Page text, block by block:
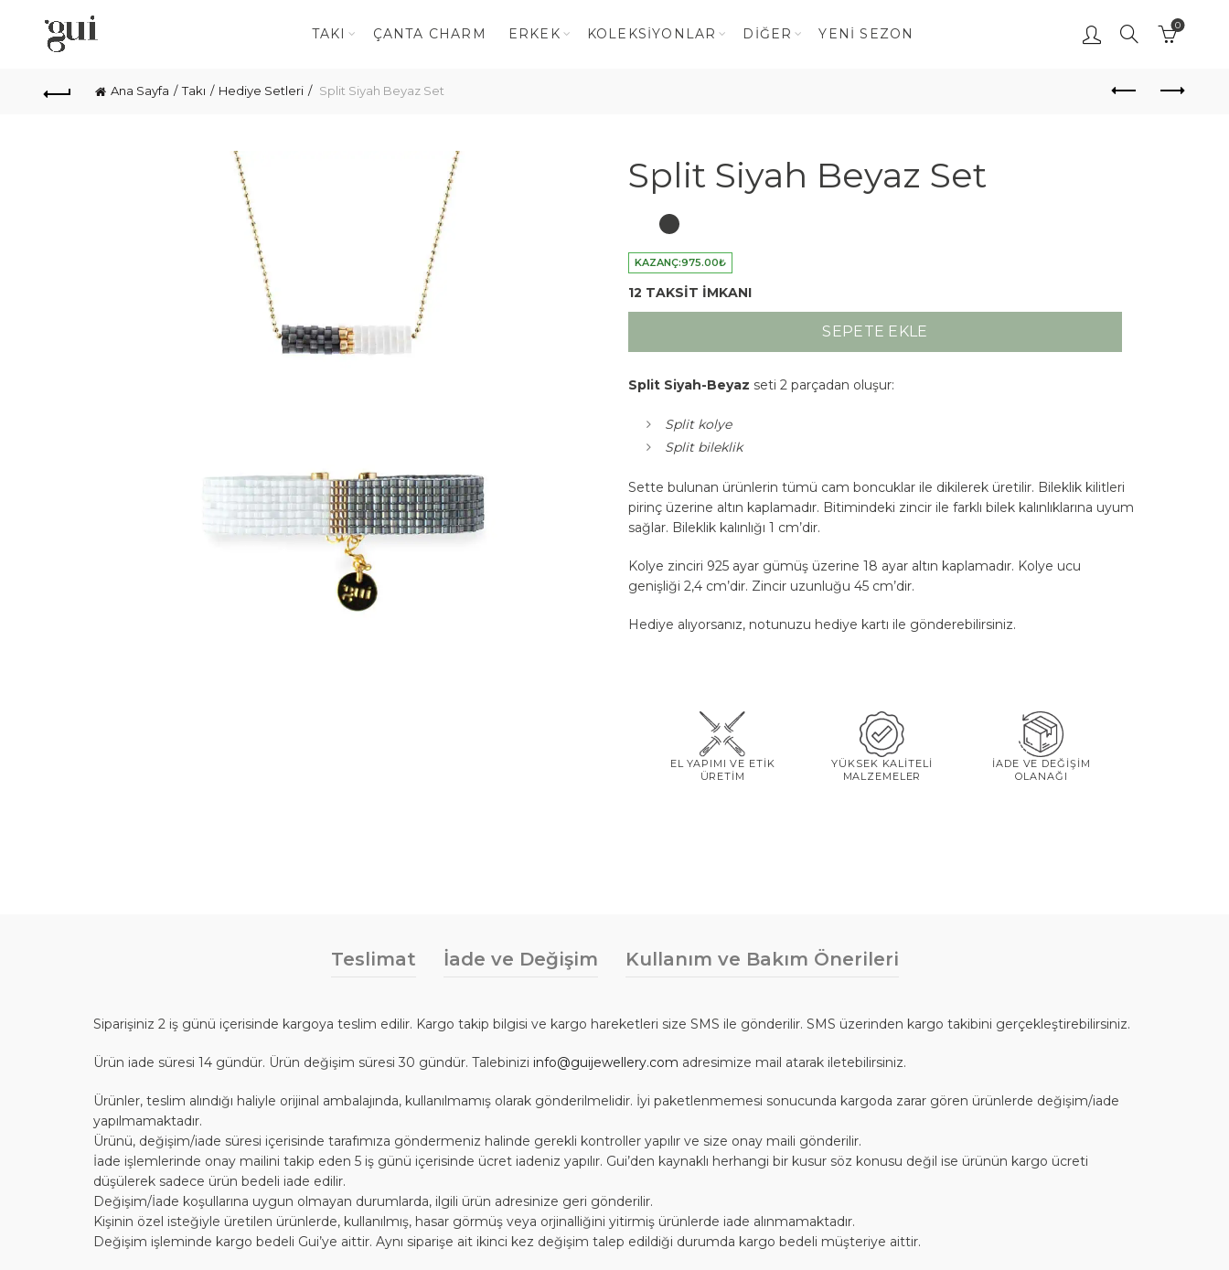
TAKI ÇANTA CHARM ERKEK KOLEKSIYONLAR DIĞER YENI SEZON
0
Ana Sayfa Takı Hediye Setleri Split Siyah Beyaz Set
Split Siyah Beyaz Set
KAZANÇ:975.00₺
12 TAKSİT İMKANI
SEPETE EKLE
Split Siyah-Beyaz seti 2 parçadan oluşur:
Split kolye
Split bileklik
Sette bulunan ürünlerin tümü cam boncuklar ile dikilerek üretilir. Bileklik kilitleri
pirinç üzerine altın kaplamadır. Bitimindeki zincir ile farklı bilek kalınlıklarına uyum
sağlar. Bileklik kalınlığı 1 cm’dir.
Kolye zinciri 925 ayar gümüş üzerine 18 ayar altın kaplamadır. Kolye ucu
genişliği 2,4 cm’dir. Zincir uzunluğu 45 cm’dir.
Hediye alıyorsanız, notunuzu hediye kartı ile gönderebilirsiniz.
EL YAPIMI VE ETİK
ÜRETİM
YÜKSEK KALİTELİ
MALZEMELER
İADE VE DEĞİŞİM
OLANAĞI
Teslimat İade ve Değişim Kullanım ve Bakım Önerileri
Siparişiniz 2 iş günü içerisinde kargoya teslim edilir. Kargo takip bilgisi ve kargo hareketleri size SMS ile gönderilir. SMS üzerinden kargo takibini gerçekleştirebilirsiniz.
Ürün iade süresi 14 gündür. Ürün değişim süresi 30 gündür. Talebinizi info@guijewellery.com adresimize mail atarak iletebilirsiniz.
Ürünler, teslim alındığı haliyle orijinal ambalajında, kullanılmamış olarak gönderilmelidir. İyi paketlenmemesi sonucunda kargoda zarar gören ürünlerde değişim/iade
yapılmamaktadır.
Ürünü, değişim/iade süresi içerisinde tarafımıza göndermeniz halinde gerekli kontroller yapılır ve size onay maili gönderilir.
İade işlemlerinde onay mailini takip eden 5 iş günü içerisinde ücret iadeniz yapılır. Gui’den kaynaklı herhangi bir kusur söz konusu değil ise ürünün kargo ücreti
düşülerek sadece ürün bedeli iade edilir.
Değişim/İade koşullarına uygun olmayan durumlarda, ilgili ürün adresinize geri gönderilir.
Kişinin özel isteğiyle üretilen ürünlerde, kullanılmış, hasar görmüş veya orjinalliğini yitirmiş ürünlerde iade alınmamaktadır.
Değişim işleminde kargo bedeli Gui’ye aittir. Aynı siparişe ait ikinci kez değişim talep edildiği durumda kargo bedeli müşteriye aittir.